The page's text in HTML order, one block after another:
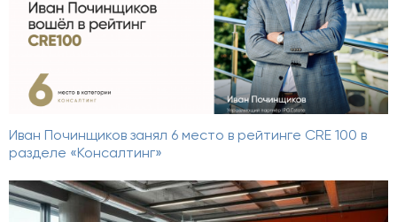
Иван Починщиков занял 6 место в рейтинге CRE 100 в
разделе «Консалтинг»